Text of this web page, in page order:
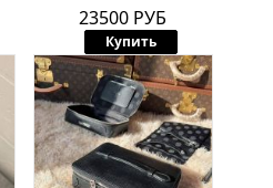
23500 РУБ
Купить